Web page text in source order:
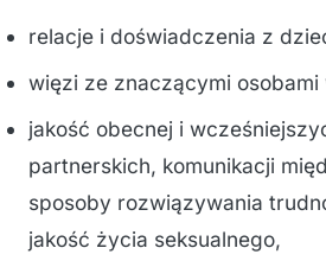
relacje i doświadczenia z
więzi ze znaczącymi osobami
jakość obecnej i
partnerskich, komunikacji
sposoby rozwiązywania
jakość życia seksualnego,